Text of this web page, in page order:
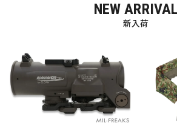
NEW ARRIVAL
新入荷